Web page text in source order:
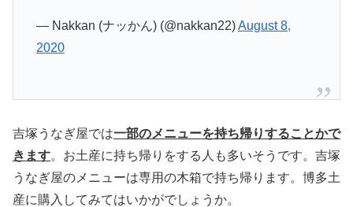
— Nakkan (ナッかん) (@nakkan22)August 8,
2020
吉塚うなぎ屋では一部のメニューを持ち帰りすることかで
きます。お土産に持ち帰りをする人も多いそうです。吉塚
うなぎ屋のメニューは専用の木箱で持ち帰ります。博多土
産に購入してみてはいかがでしょうか。